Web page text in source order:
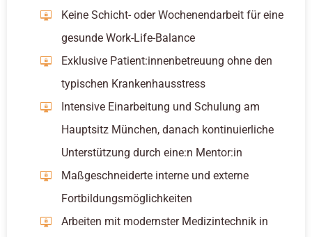
Keine Schicht- oder Wochenendarbeit für eine
gesunde Work-Life-Balance
Exklusive Patient:innenbetreuung ohne den
typischen Krankenhausstress
Intensive Einarbeitung und Schulung am
Hauptsitz München, danach kontinuierliche
Unterstützung durch eine:n Mentor:in
Maßgeschneiderte interne und externe
Fortbildungsmöglichkeiten
Arbeiten mit modernster Medizintechnik in